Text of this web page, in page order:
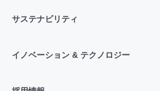
サステナビリティ
イノベーション & テクノロジー